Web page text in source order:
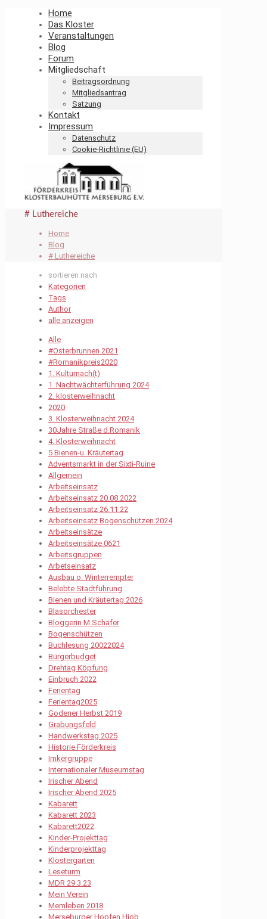
Home
Das Kloster
Veranstaltungen
Blog
Forum
Mitgliedschaft
Beitragsordnung
Mitgliedsantrag
Satzung
Kontakt
Impressum
Datenschutz
Cookie-Richtlinie (EU)
# Luthereiche
Home
Blog
# Luthereiche
sortieren nach
Kategorien
Tags
Author
alle anzeigen
Alle
#Osterbrunnen 2021
#Romanikpreis2020
1. Kulturnach(t)
1. Nachtwächterführung 2024
2. klosterweihnacht
2020
3. Klosterweihnacht 2024
30Jahre Straße d.Romanik
4. Klosterweihnacht
5.Bienen-u. Kräutertag
Adventsmarkt in der Sixti-Ruine
Allgemein
Arbeitseinsatz
Arbeitseinsatz 20.08.2022
Arbeitseinsatz 26.11.22
Arbeitseinsatz Bogenschützen 2024
Arbeitseinsätze
Arbeitseinsätze 0621
Arbeitsgruppen
Arbetseinsatz
Ausbau o. Winterrempter
Belebte Stadtführung
Bienen und Kräutertag 2026
Blasorchester
Bloggerin M.Schäfer
Bogenschützen
Buchlesung 20022024
Bürgerbudget
Drehtag Köpfung
Einbruch 2022
Ferientag
Ferientag2025
Godener Herbst 2019
Grabungsfeld
Handwerkstag 2025
Historie Förderkreis
Imkergruppe
Internationaler Museumstag
Irischer Abend
Irischer Abend 2025
Kabarett
Kabarett 2023
Kabarett2022
Kinder-Projekttag
Kinderprojekttag
Klostergarten
Leseturm
MDR 29.3.23
Mein Verein
Memleben 2018
Merseburger Hopfen Hiob